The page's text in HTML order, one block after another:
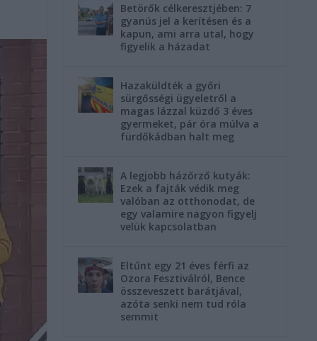
Betörők célkeresztjében: 7
gyanús jel a kerítésen és a
kapun, ami arra utal, hogy
figyelik a házadat
Hazaküldték a győri
sürgősségi ügyeletről a
magas lázzal küzdő 3 éves
gyermeket, pár óra múlva a
fürdőkádban halt meg
A legjobb házőrző kutyák:
Ezek a fajták védik meg
valóban az otthonodat, de
egy valamire nagyon figyelj
velük kapcsolatban
Eltűnt egy 21 éves férfi az
Ozora Fesztiválról, Bence
összeveszett barátjával,
azóta senki nem tud róla
semmit